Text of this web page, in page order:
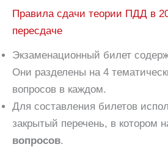
Правила сдачи теории ПДД в
пересдаче
Экзаменационный билет
Они разделены на 4
вопросов в каждом.
Для составления билетов
закрытый перечень, в котором
вопросов.